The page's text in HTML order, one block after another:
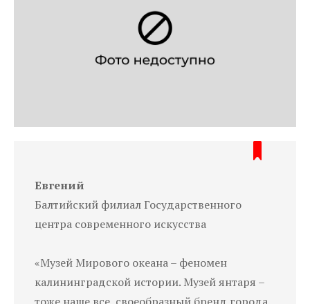
Евгений
Балтийский филиал Государственного
центра современного искусства
«Музей Мирового океана – феномен
калининградской истории. Музей янтаря –